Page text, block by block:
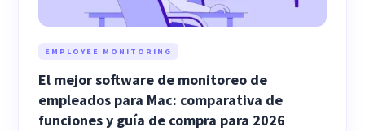
EMPLOYEE MONITORING
El mejor software de monitoreo de
empleados para Mac: comparativa de
funciones y guía de compra para 2026